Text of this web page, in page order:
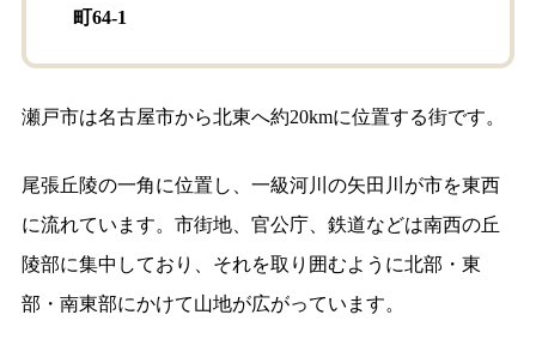
町64-1
瀬戸市は名古屋市から北東へ約20kmに位置する街です。
尾張丘陵の一角に位置し、一級河川の矢田川が市を東西
に流れています。市街地、官公庁、鉄道などは南西の丘
陵部に集中しており、それを取り囲むように北部・東
部・南東部にかけて山地が広がっています。